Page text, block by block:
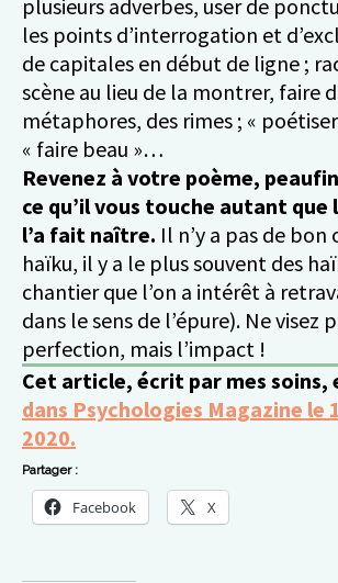
plusieurs adverbes, user de
les points d’interrogation et
de capitales en début de ligne ;
scène au lieu de la montrer, faire
métaphores, des rimes ; «
« faire beau »…
Revenez à votre poème,
ce qu’il vous touche autant que
l’a fait naître. Il n’y a pas de bon
haïku, il y a le plus souvent des
chantier que l’on a intérêt à
dans le sens de l’épure). Ne visez
perfection, mais l’impact !
Cet article, écrit par mes soins,
dans Psychologies Magazine le
2020.
Partager :
Facebook X